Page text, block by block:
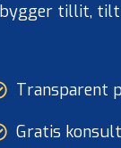
Nettsideutvikling
og
Hvit etikett
tillit,
Transparent
Gratis